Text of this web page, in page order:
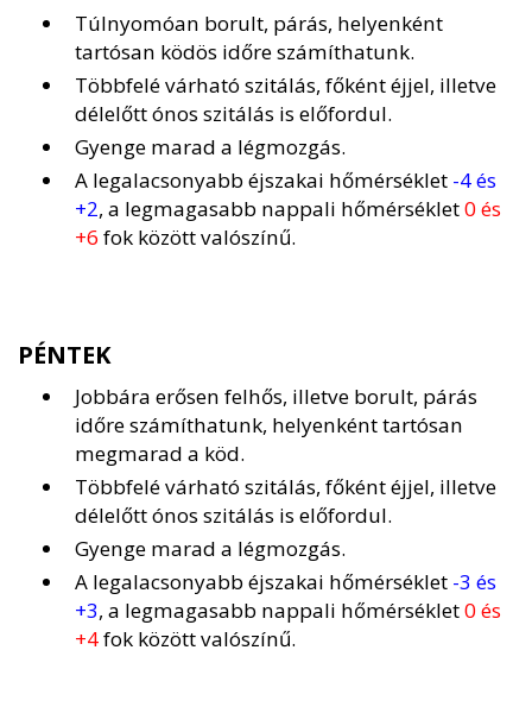
Túlnyomóan borult, párás, helyenként
tartósan ködös időre számíthatunk.
Többfelé várható szitálás, főként éjjel, illetve
délelőtt ónos szitálás is előfordul.
Gyenge marad a légmozgás.
A legalacsonyabb éjszakai hőmérséklet -4 és
+2, a legmagasabb nappali hőmérséklet0 és
+6 fok között valószínű.
PÉNTEK
Jobbára erősen felhős, illetve borult, párás
időre számíthatunk, helyenként tartósan
megmarad a köd.
Többfelé várható szitálás, főként éjjel, illetve
délelőtt ónos szitálás is előfordul.
Gyenge marad a légmozgás.
A legalacsonyabb éjszakai hőmérséklet -3 és
+3, a legmagasabb nappali hőmérséklet0 és
+4fok között valószínű.